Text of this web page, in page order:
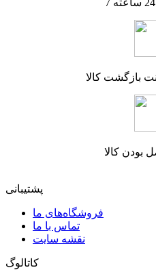
بازگشت کالا
بودن کالا
پشتیبانی
فروشگاه‌های ما
تماس با ما
نقشه سایت
کاتالوگ